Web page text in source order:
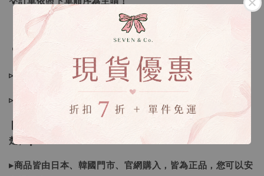
🔍IG搜尋：Sevenjewelry.co
▹現貨商品１～３日內寄出
▹預購商品７～２１日（不含假日）寄出，如遇缺貨請見諒！
❙ 本賣場不接受下標後要求取消訂單（下標前請三思與看清
楚）❙
▸商品皆由日本、韓國門市、官網購入，皆為正品，您可以安